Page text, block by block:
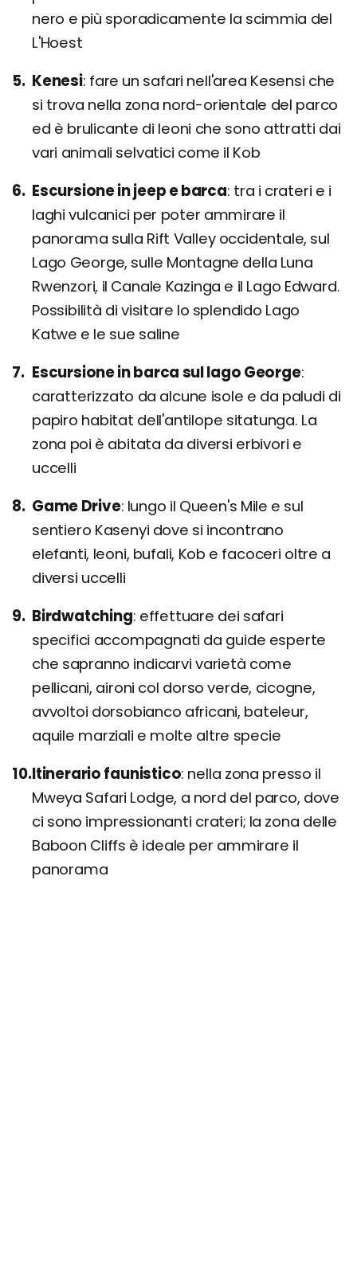
nero e più sporadicamente la scimmia del
L'Hoest
Kenesi fare un safari nell'area Kesensi che
si trova nella zona nord-orientale del parco
ed è brulicante di leoni che sono attratti dai
vari animali selvatici come il Kob
Escursione in jeep e barca tra i crateri e i
laghi vulcanici per poter ammirare il
panorama sulla Rift Valley occidentale, sul
Lago George, sulle Montagne della Luna
Rwenzori, il Canale Kazinga e il Lago Edward.
Possibilità di visitare lo splendido Lago
Katwe e le sue saline
Escursione in barca sul lago George
caratterizzato da alcune isole e da paludi di
papiro habitat dell'antilope sitatunga. La
zona poi è abitata da diversi erbivori e
uccelli
Game Drive lungo il Queen's Mile e sul
sentiero Kasenyi dove si incontrano
elefanti, leoni, bufali, Kob e facoceri oltre a
diversi uccelli
Birdwatching effettuare dei safari
specifici accompagnati da guide esperte
che sapranno indicarvi varietà come
pellicani, aironi col dorso verde, cicogne,
avvoltoi dorsobianco africani, bateleur,
aquile marziali e molte altre specie
Itinerario faunistico nella zona presso il
Mweya Safari Lodge, a nord del parco, dove
ci sono impressionanti crateri; la zona delle
Baboon Cliffs è ideale per ammirare il
panorama